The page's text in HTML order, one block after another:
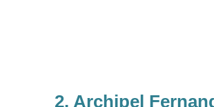
2. Archipel